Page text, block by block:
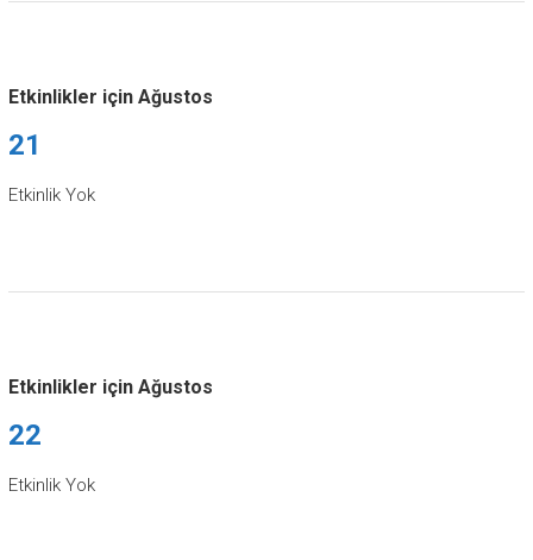
Etkinlikler için Ağustos
21
Etkinlik Yok
Etkinlikler için Ağustos
22
Etkinlik Yok